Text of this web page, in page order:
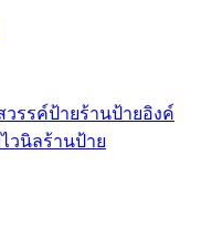
วรรค์ป้ายร้านป้ายอิงค์
วนิลร้านป้าย